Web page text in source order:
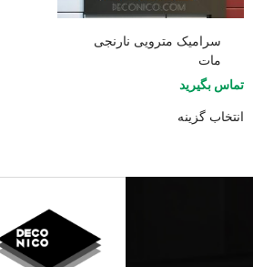
سرامیک مترویی نارنجی
مات
تماس بگیرید
انتخاب گزینه